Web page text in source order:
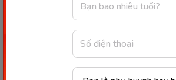
một kỳ thai thật khỏe mạnh và
nhẹ nhàng hơn.